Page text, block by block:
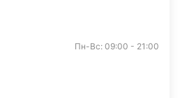
Пн-Вс: 09:00 - 21:00